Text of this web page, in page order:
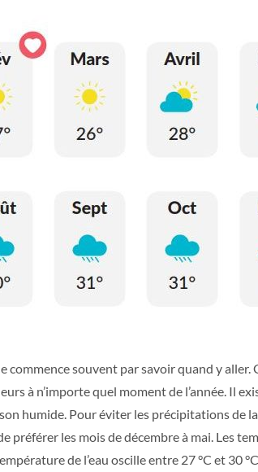
commence souvent par savoir quand y aller.
à n’importe quel moment de l’année. Il
humide. Pour éviter les précipitations de
préférer les mois de décembre à mai. Les
de l’eau oscille entre 27 °C et 30